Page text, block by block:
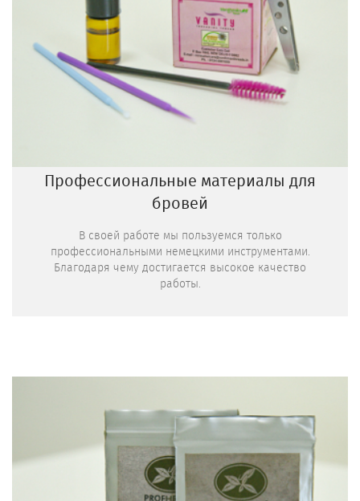
Профессиональные материалы для
бровей
В своей работе мы пользуемся только
профессиональными немецкими инструментами.
Благодаря чему достигается высокое качество
работы.